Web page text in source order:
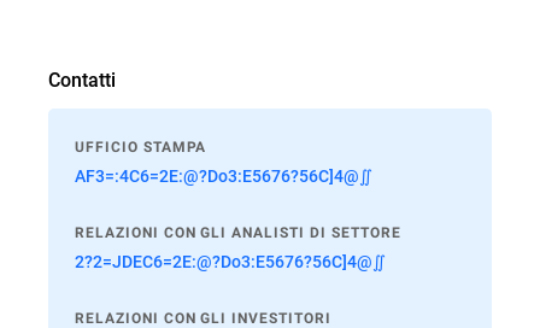
Contatti
UFFICIO STAMPA
AF3=:4C6=2E:@?Do3:E5676?56C]4@∬
RELAZIONI CON GLI ANALISTI DI SETTORE
2?2=JDEC6=2E:@?Do3:E5676?56C]4@∬
RELAZIONI CON GLI INVESTITORI